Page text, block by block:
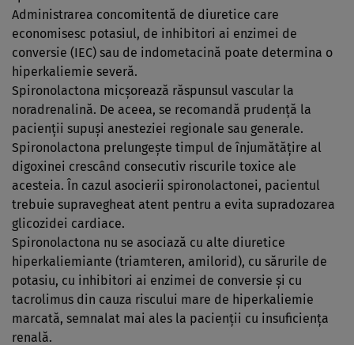
Administrarea concomitentă de diuretice care
economisesc potasiul, de inhibitori ai enzimei de
conversie (IEC) sau de indometacină poate determina o
hiperkaliemie severă.
Spironolactona micşorează răspunsul vascular la
noradrenalină. De aceea, se recomandă prudenţă la
pacienţii supuşi anesteziei regionale sau generale.
Spironolactona prelungeşte timpul de înjumătăţire al
digoxinei crescând consecutiv riscurile toxice ale
acesteia. În cazul asocierii spironolactonei, pacientul
trebuie supravegheat atent pentru a evita supradozarea
glicozidei cardiace.
Spironolactona nu se asociază cu alte diuretice
hiperkaliemiante (triamteren, amilorid), cu sărurile de
potasiu, cu inhibitori ai enzimei de conversie şi cu
tacrolimus din cauza riscului mare de hiperkaliemie
marcată, semnalat mai ales la pacienţii cu insuficienţa
renală.